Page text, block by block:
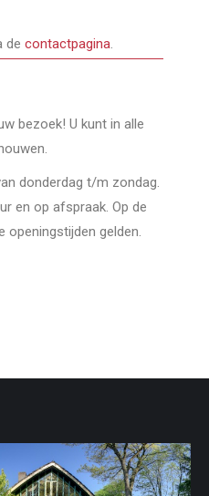
de contactpagina.
bezoek! U kunt in alle
donderdag t/m zondag.
en op afspraak. Op de
openingstijden gelden.